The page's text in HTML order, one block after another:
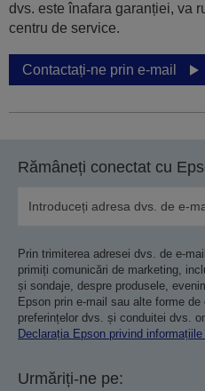
dvs. este înafara garanției, va
centru de service.
Contactați-ne prin e-mail
Rămâneți conectat cu
Prin trimiterea adresei dvs. de e-
primiți comunicări de marketing,
și sondaje, despre produsele,
Epson prin e-mail sau alte forme
preferințelor dvs. și conduitei dvs.
Declarația Epson privind
Urmăriți-ne pe: